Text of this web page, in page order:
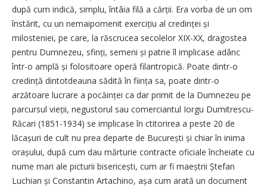
după cum indică, simplu, întâia filă a cărții. Era vorba de un om
înstărit, cu un nemaipomenit exercițiu al credinței și
milosteniei, pe care, la răscrucea secolelor XIX-XX, dragostea
pentru Dumnezeu, sfinți, semeni și patrie îl implicase adânc
într-o amplă și folositoare operă filantropică. Poate dintr-o
credință dintotdeauna sădită în ființa sa, poate dintr-o
arzătoare lucrare a pocăinței ca dar primit de la Dumnezeu pe
parcursul vieții, negustorul sau comerciantul Iorgu Dumitrescu-
Răcari (1851-1934) se implicase în ctitorirea a peste 20 de
lăcașuri de cult nu prea departe de București și chiar în inima
orașului, după cum dau mărturie contracte oficiale încheiate cu
nume mari ale picturii bisericești, cum ar fi maeștrii Ștefan
Luchian și Constantin Artachino, așa cum arată un document